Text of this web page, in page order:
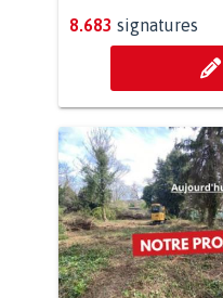
8.683 signatures